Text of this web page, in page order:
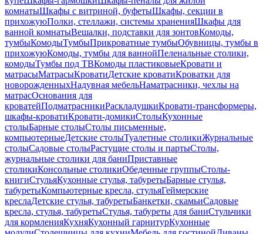
комнатыШкафы с витриной, буфетыШкафы, секции в
прихожуюПолки, стеллажи, системы храненияШкафы для
ванной комнатыВешалки, подставки для зонтовКомоды,
тумбыКомодыТумбыПрикроватные тумбыОбувницы, тумбы в
прихожуюКомоды, тумбы для ваннойПеленальные столики,
комодыТумбы под ТВКомоды пластиковыеКровати и
матрасыМатрасыКроватиДетские кроватиКроватки для
новорожденныхНадувная мебельНаматрасники, чехлы на
матрасОснования для
кроватейПодматрасникиРаскладушкиКровати-трансформеры,
шкафы-кроватиКровати-домикиСтолыКухонные
столыБарные столыСтолы письменные,
компьютерныеДетские столыТуалетные столикиЖурнальные
столыСадовые столыРастущие столы и партыСтолы,
журнальные столики для баниПриставные
столикиКонсольные столикиОбеденные группыСтолы-
книгиСтульяКухонные стулья, табуретыБарные стулья,
табуретыКомпьютерные кресла, стульяГеймерские
креслаДетские стулья, табуретыБанкетки, скамьиСадовые
кресла, стулья, табуретыСтулья, табуреты для баниСтульчики
для кормленияКухняКухонный гарнитурКухонные